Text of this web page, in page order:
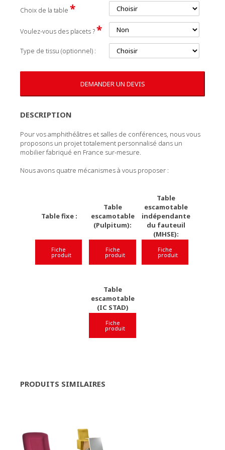
Choix de la table *
Voulez-vous des placets ?*
Type de tissu (optionnel) :
DEMANDER UN DEVIS
DESCRIPTION
Pour vos amphithéâtres et salles de conférences, nous vous
proposons un projet totalement personnalisé dans un
mobilier fabriqué en France sur-mesure.
Nous avons quatre mécanismes à vous proposer :
Table fixe :
Table
escamotable
(Pulpitum):
Table
escamotable
indépendante
du fauteuil
(MHSE):
Fiche
produit
Fiche
produit
Fiche
produit
Table
escamotable
(IC STAD)
Fiche
produit
PRODUITS SIMILAIRES